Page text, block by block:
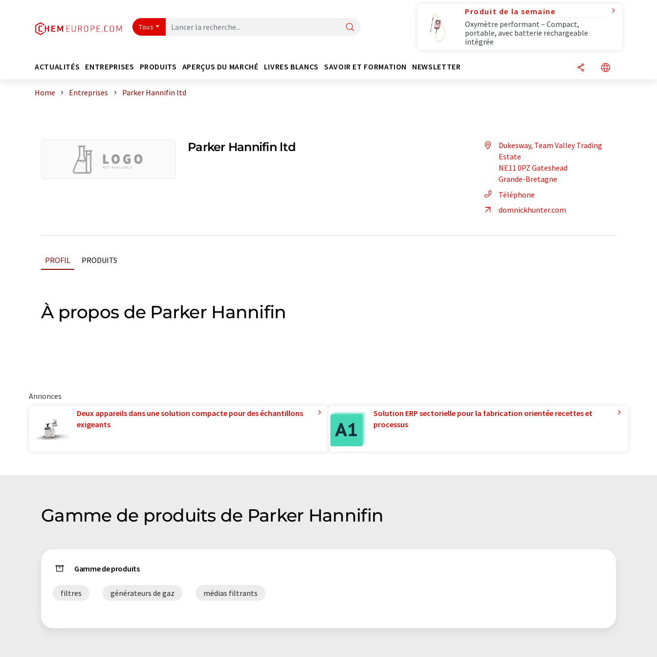
Tous
Produit de la semaine
Oxymètre performant – Compact,
portable, avec batterie rechargeable
intégrée
ACTUALITÉS ENTREPRISES PRODUITS APERÇUS DU MARCHÉ LIVRES BLANCS SAVOIR ET FORMATION NEWSLETTER
Home Entreprises Parker Hannifin ltd
Parker Hannifin ltd
Dukesway, Team Valley Trading
Estate
NE11 0PZ Gateshead
Grande-Bretagne
Téléphone
domnickhunter.com
PROFIL PRODUITS
À propos de Parker Hannifin
Annonces
Deux appareils dans une solution compacte pour des échantillons
exigeants
Solution ERP sectorielle pour la fabrication orientée recettes et
processus
Gamme de produits de Parker Hannifin
Gamme de produits
filtres générateurs de gaz médias filtrants